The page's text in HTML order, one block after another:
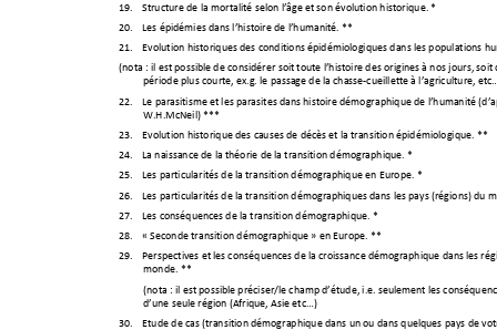
19. Structure de la mortalité selon l’âge et son évolution historique. *
20. Les épidémiesdans l’histoire de l’humanité. **
21. Evolution historiques des conditions épidémiologiques dans les populations
(nota : il est possible deconsidérer soit toute l’histoire desorigines à nos jours, soit 
période plus courte, ex.g. le passage de la chasse‐cueillette à l’agriculture,
22. Le parasitismeet lesparasitesdans histoire démographique de l’humanité 
W.H.McNeil) ***
23. Evolution historique des causesde décès et la transitionépidémiologique. **
24. La naissance de la théorie de la transition démographique. *
25. Les particularités de la transition démographique en Europe. *
26. Les particularités de la transition démographiques dans lespays(régions)du
27. Les conséquences de la transition démographique. *
28. « Seconde transition démographique » en Europe. **
29. Perspectives et les conséquences de la croissancedémographique dans les 
monde.
**
(nota : il est possible préciser/le champ d’étude, i.e. seulement les
d’une seule région (Afrique, Asie etc…)
30. Etude decas(transition démographiquedans un ou dans quelques pays de 